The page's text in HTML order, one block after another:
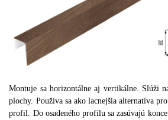
Montuje sa horizontálne aj vertikálne. Slúži
plochy. Používa sa ako lacnejšia alternatíva
profil. Do osadeného profilu sa zasúvajú